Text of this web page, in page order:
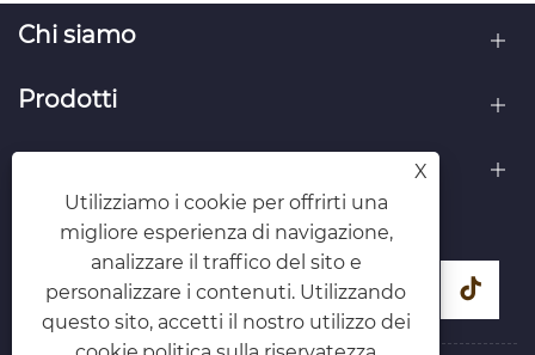
Chi siamo
Prodotti
SEGUICI
X
Utilizziamo i cookie per offrirti una
migliore esperienza di navigazione,
analizzare il traffico del sito e
personalizzare i contenuti. Utilizzando
questo sito, accetti il ​​nostro utilizzo dei